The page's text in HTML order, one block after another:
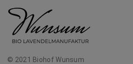
© 2021 Biohof Wunsum